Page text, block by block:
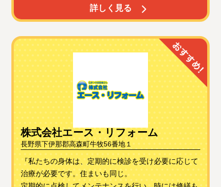
詳しく見る
株式会社エース・リフォーム
長野県下伊那郡高森町牛牧56番地１
『私たちの身体は、定期的に検診を受け必要に応じて
治療が必要です。住まいも同じ。